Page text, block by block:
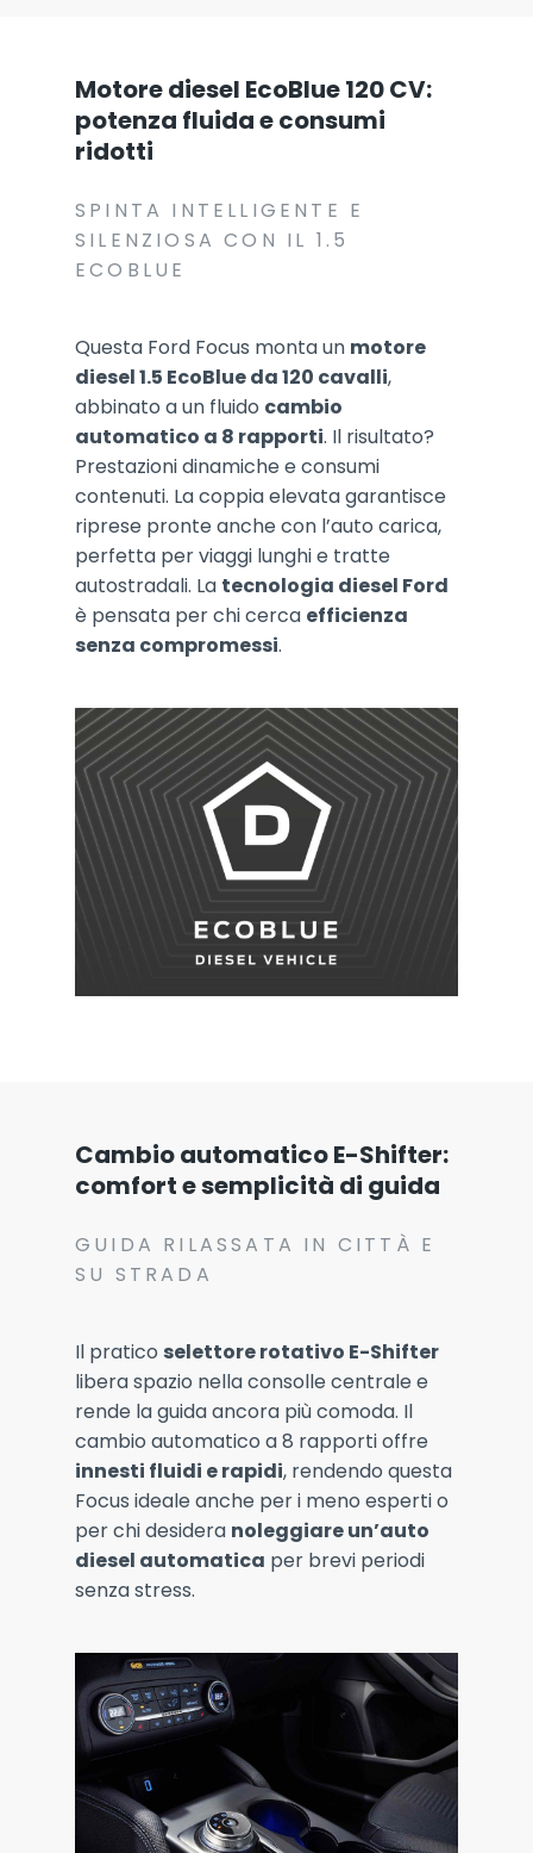
Motore diesel EcoBlue 120 CV:
potenza fluida e consumi
ridotti
SPINTA INTELLIGENTE E
SILENZIOSA CON IL 1.5
ECOBLUE
Questa Ford Focus monta un motore
diesel 1.5 EcoBlue da 120 cavalli,
abbinato a un fluido cambio
automatico a 8 rapporti. Il risultato?
Prestazioni dinamiche e consumi
contenuti. La coppia elevata garantisce
riprese pronte anche con l’auto carica,
perfetta per viaggi lunghi e tratte
autostradali. La tecnologia diesel Ford
è pensata per chi cerca efficienza
senza compromessi.
Cambio automatico E-Shifter:
comfort e semplicità di guida
GUIDA RILASSATA IN CITTÀ E
SU STRADA
Il pratico selettore rotativo E-Shifter
libera spazio nella consolle centrale e
rende la guida ancora più comoda. Il
cambio automatico a 8 rapporti offre
innesti fluidi e rapidi, rendendo questa
Focus ideale anche per i meno esperti o
per chi desidera noleggiare un’auto
diesel automatica per brevi periodi
senza stress.